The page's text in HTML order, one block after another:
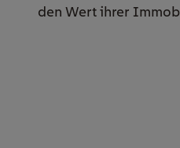
den Wert ihrer